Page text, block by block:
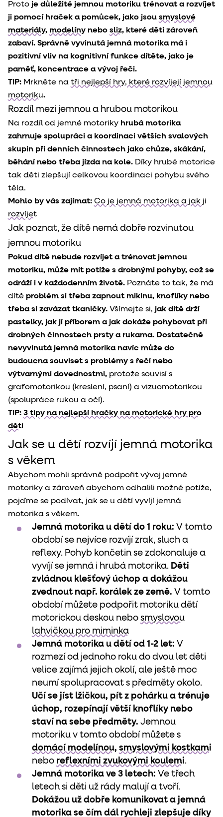
Proto je důležité jemnou motoriku trénovat a rozvíjet
ji pomocí hraček a pomůcek, jako jsou smyslové
materiály, modelíny nebo sliz, které děti zároveň
zabaví. Správně vyvinutá jemná motorika má i
pozitivní vliv na kognitivní funkce dítěte, jako je
paměť, koncentrace a vývoj řeči.
TIP: Mrkněte na tři nejlepší hry, které rozvíjejí jemnou
motoriku.
Rozdíl mezi jemnou a hrubou motorikou
Na rozdíl od jemné motoriky hrubá motorika
zahrnuje spolupráci a koordinaci větších svalových
skupin při denních činnostech jako chůze, skákání,
běhání nebo třeba jízda na kole. Díky hrubé motorice
tak děti zlepšují celkovou koordinaci pohybu svého
těla.
Mohlo by vás zajímat: Co je jemná motorika a jak ji
rozvíjet
Jak poznat, že dítě nemá dobře rozvinutou
jemnou motoriku
Pokud dítě nebude rozvíjet a trénovat jemnou
motoriku, může mít potíže s drobnými pohyby, což se
odráží i v každodenním životě. Poznáte to tak, že má
dítě problém si třeba zapnout mikinu, knoflíky nebo
třeba si zavázat tkaničky. Všímejte si, jak dítě drží
pastelky, jak jí příborem a jak dokáže pohybovat při
drobných činnostech prsty a rukama. Dostatečně
nevyvinutá jemná motorika navíc může do
budoucna souviset s problémy s řečí nebo
výtvarnými dovednostmi, protože souvisí s
grafomotorikou (kreslení, psaní) a vizuomotorikou
(spolupráce rukou a očí).
TIP: 3 tipy na nejlepší hračky na motorické hry pro
děti
Jak se u dětí rozvíjí jemná motorika
s věkem
Abychom mohli správně podpořit vývoj jemné
motoriky a zároveň abychom odhalili možné potíže,
pojďme se podívat, jak se u dětí vyvíjí jemná
motorika s věkem.
Jemná motorika u dětí do 1 roku: V tomto
období se nejvíce rozvíjí zrak, sluch a
reflexy. Pohyb končetin se zdokonaluje a
vyvíjí se jemná i hrubá motorika. Děti
zvládnou klešťový úchop a dokážou
zvednout např. korálek ze země. V tomto
období můžete podpořit motoriku dětí
motorickou deskou nebo smyslovou
lahvičkou pro miminka
Jemná motorika u dětí od 1-2 let: V
rozmezí od jednoho roku do dvou let děti
velice zajímá jejich okolí, ale ještě moc
neumí spolupracovat s předměty okolo.
Učí se jíst lžičkou, pít z pohárku a trénuje
úchop, rozepínají větší knoflíky nebo
staví na sebe předměty. Jemnou
motoriku v tomto období můžete s
domácí modelínou, smyslovými kostkami
nebo reflexními zvukovými koulemi.
Jemná motorika ve 3 letech: Ve třech
letech si děti už rády malují a tvoří.
Dokážou už dobře komunikovat a jemná
motorika se čím dál rychleji zlepšuje díky